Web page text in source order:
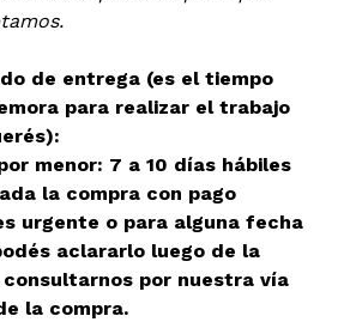
de entrega (es el tiempo
para realizar el trabajo
menor: 7 a 10 días hábiles
la compra con pago
urgente o para alguna fecha
aclararlo luego de la
consultarnos por nuestra vía
la compra.